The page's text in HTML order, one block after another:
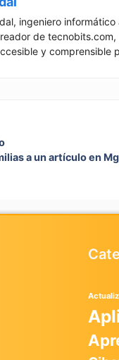
ingeniero
de
y comprensible
a un artículo en